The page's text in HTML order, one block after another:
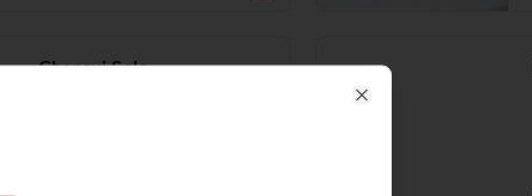
Chapsui Solo